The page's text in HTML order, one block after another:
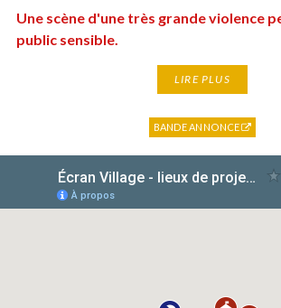
Une scène d'une très grande violence
public sensible.
LIRE PLUS
BANDE ANNONCE